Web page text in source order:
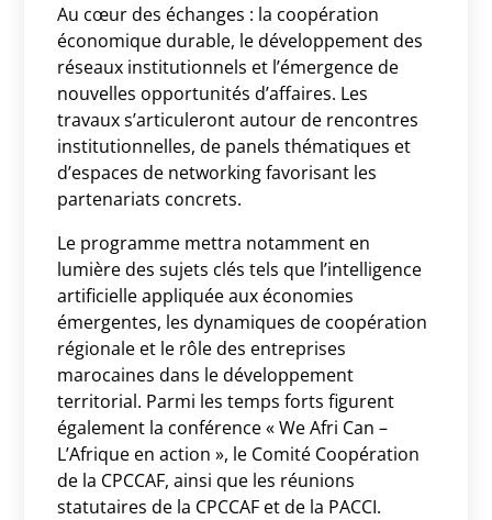
Au cœur des échanges : la coopération
économique durable, le développement des
réseaux institutionnels et l’émergence de
nouvelles opportunités d’affaires. Les
travaux s’articuleront autour de rencontres
institutionnelles, de panels thématiques et
d’espaces de networking favorisant les
partenariats concrets.
Le programme mettra notamment en
lumière des sujets clés tels que l’intelligence
artificielle appliquée aux économies
émergentes, les dynamiques de coopération
régionale et le rôle des entreprises
marocaines dans le développement
territorial. Parmi les temps forts figurent
également la conférence « We Afri Can –
L’Afrique en action », le Comité Coopération
de la CPCCAF, ainsi que les réunions
statutaires de la CPCCAF et de la PACCI.